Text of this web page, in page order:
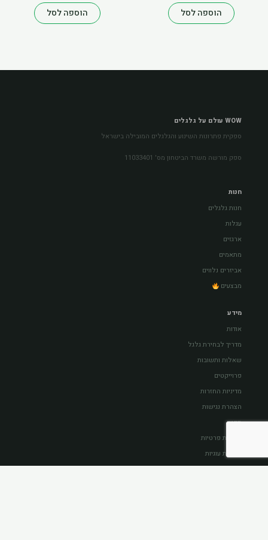
הוספה לסל
את
האפשרויות
הוספה לסל
WOW עולם על גלגלים
ספקית פתרונות השינוע והגלגלים המובילה בישראל
ספק מורשה משרד הביטחון מס׳ 11033401
חנות
חנות גלגלים
עגלות
ארגזים
מתאמים
אביזרים נלווים
מבצעים
מידע
אודות
מדריך לבחירת גלגל
שאלות ותשובות
פרוייקטים
מדיניות החזרות
הצהרת נגישות
תקנון
מדיניות פרטיות
מדיניות עוגיות